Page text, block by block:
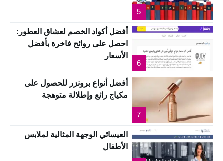
5
6
أفضل أكواد الخصم لعشاق العطور:
احصل على روائح فاخرة بأفضل
الأسعار
7
أفضل أنواع برونزر للحصول على
مكياج رائع وإطلالة متوهجة
العيسائي الوجهة المثالية لملابس
الأطفال